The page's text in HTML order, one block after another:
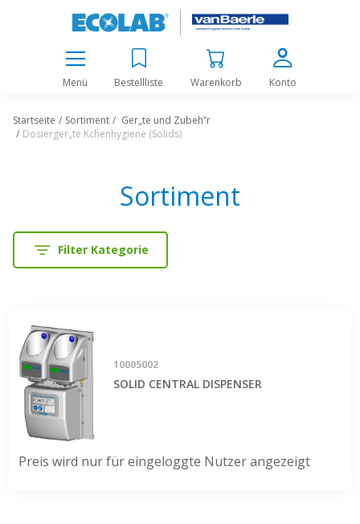
Menü Bestellliste Warenkorb Konto
Startseite Sortiment
Ger„te und Zubeh”r
Dosierger„te Kchenhygiene (Solids)
Sortiment
Filter Kategorie
10005002
SOLID CENTRAL DISPENSER
Preis wird nur für eingeloggte Nutzer angezeigt